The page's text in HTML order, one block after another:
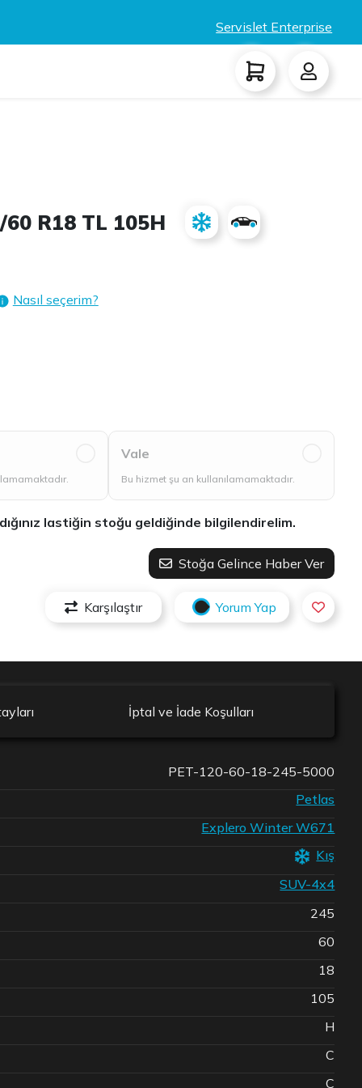
Servislet Enterprise
R18 TL 105H
Nasıl seçerim?
Vale
Bu hizmet şu an kullanılamamaktadır.
lastiğin stoğu geldiğinde bilgilendirelim.
Stoğa Gelince Haber Ver
Karşılaştır Yorum Yap
İptal ve İade Koşulları
PET-120-60-18-245-5000
Petlas
Explero Winter W671
Kış
SUV-4x4
245
60
18
105
H
C
C